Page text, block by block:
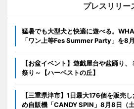
プレスリリー
猛暑でも大型犬と快適に遊べる。
「ワン上等Fes Summer Party」を8
【お盆イベント】遊戯屋台や盆踊り
祭り～【ハーベストの丘】
【三重県津市】1日最大176個を販売
め自販機「CANDY SPIN」8月8日（